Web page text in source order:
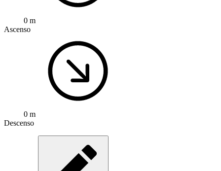
0 m
Ascenso
0 m
Descenso